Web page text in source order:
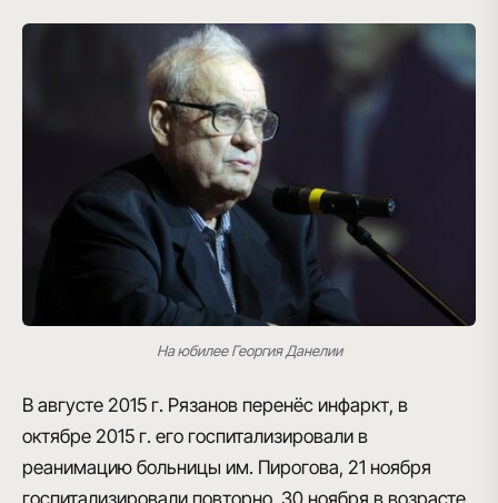
На юбилее Георгия Данелии
В августе 2015 г. Рязанов перенёс инфаркт, в
октябре 2015 г. его госпитализировали в
реанимацию больницы им. Пирогова, 21 ноября
госпитализировали повторно. 30 ноября в возрасте